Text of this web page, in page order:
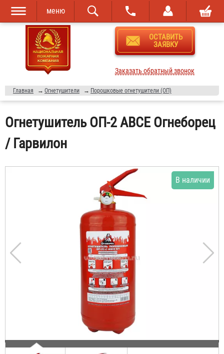
Перейти к
основному
содержанию
Skip to
navigation
меню
ОСТАВИТЬ
ЗАЯВКУ
Заказать обратный звонок
Главная → Огнетушители → Порошковые огнетушители (ОП)
Огнетушитель ОП-2 АВСЕ Огнеборец
/ Гарвилон
В наличии